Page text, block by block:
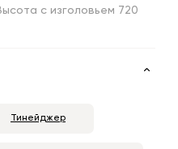
с изголовьем 720
Тинейджер